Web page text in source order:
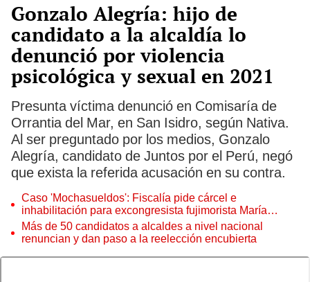
Gonzalo Alegría: hijo de
candidato a la alcaldía lo
denunció por violencia
psicológica y sexual en 2021
Presunta víctima denunció en Comisaría de
Orrantia del Mar, en San Isidro, según Nativa.
Al ser preguntado por los medios, Gonzalo
Alegría, candidato de Juntos por el Perú, negó
que exista la referida acusación en su contra.
Caso 'Mochasueldos': Fiscalía pide cárcel e
inhabilitación para excongresista fujimorista María
Cordero Jon Tay
Más de 50 candidatos a alcaldes a nivel nacional
renuncian y dan paso a la reelección encubierta